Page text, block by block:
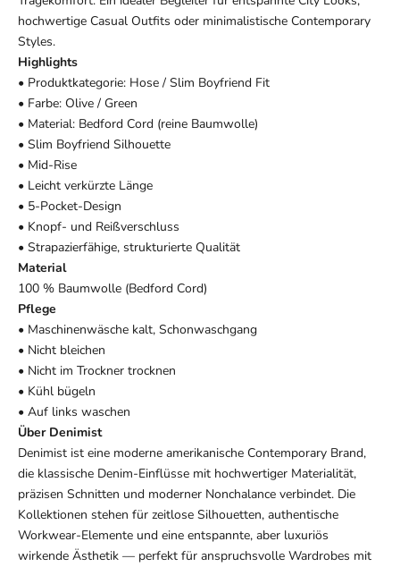
hochwertige Casual Outfits oder minimalistische Contemporary
Styles.
Highlights
• Produktkategorie: Hose / Slim Boyfriend Fit
• Farbe: Olive / Green
• Material: Bedford Cord (reine Baumwolle)
• Slim Boyfriend Silhouette
• Mid-Rise
• Leicht verkürzte Länge
• 5-Pocket-Design
• Knopf- und Reißverschluss
• Strapazierfähige, strukturierte Qualität
Material
100 % Baumwolle (Bedford Cord)
Pflege
• Maschinenwäsche kalt, Schonwaschgang
• Nicht bleichen
• Nicht im Trockner trocknen
• Kühl bügeln
• Auf links waschen
Über Denimist
Denimist ist eine moderne amerikanische Contemporary Brand,
die klassische Denim-Einflüsse mit hochwertiger Materialität,
präzisen Schnitten und moderner Nonchalance verbindet. Die
Kollektionen stehen für zeitlose Silhouetten, authentische
Workwear-Elemente und eine entspannte, aber luxuriös
wirkende Ästhetik — perfekt für anspruchsvolle Wardrobes mit